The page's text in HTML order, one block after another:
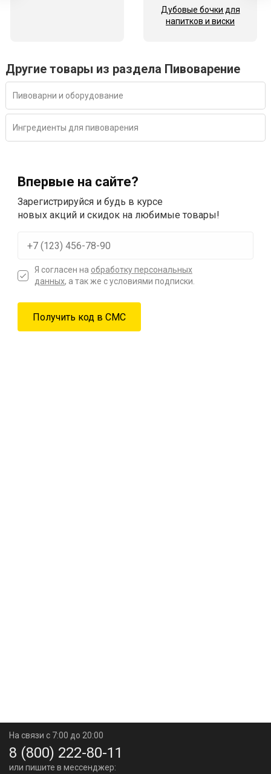
Дубовые бочки для
напитков и виски
Другие товары из раздела Пивоварение
Пивоварни и оборудование
Ингредиенты для пивоварения
Впервые на сайте?
Зарегистрируйся и будь в курсе
новых акций и скидок на любимые товары!
Я согласен на обработку персональных
данных, а так же с условиями подписки.
На связи с 7:00 до 20:00
8 (800) 222-80-11
или пишите в мессенджер: